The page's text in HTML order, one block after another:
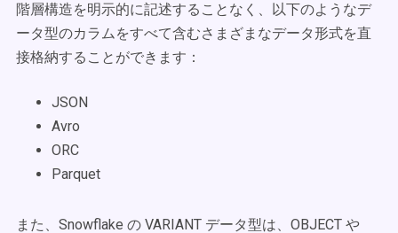
階層構造を明示的に記述することなく、以下のようなデ
ータ型のカラムをすべて含むさまざまなデータ形式を直
接格納することができます：
JSON
Avro
ORC
Parquet
また、Snowflake の VARIANT データ型は、OBJECT や